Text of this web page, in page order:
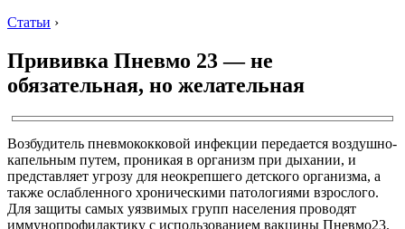
Статьи ›
Прививка Пневмо 23 — не
обязательная, но желательная
Возбудитель пневмококковой инфекции передается воздушно-
капельным путем, проникая в организм при дыхании, и
представляет угрозу для неокрепшего детского организма, а
также ослабленного хроническими патологиями взрослого.
Для защиты самых уязвимых групп населения проводят
иммунопрофилактику с использованием вакцины Пневмо23.